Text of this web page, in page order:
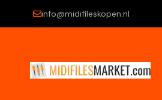
info@midifileskopen.nl